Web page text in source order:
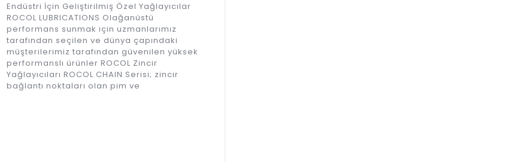
Endüstri İçin Geliştirilmiş Özel Yağlayıcılar
ROCOL LUBRICATIONS Olağanüstü
performans sunmak için uzmanlarımız
tarafından seçilen ve dünya çapındaki
müşterilerimiz tarafından güvenilen yüksek
performanslı ürünler ROCOL Zincir
Yağlayıcıları ROCOL CHAIN Serisi; zincir
bağlantı noktaları olan pim ve